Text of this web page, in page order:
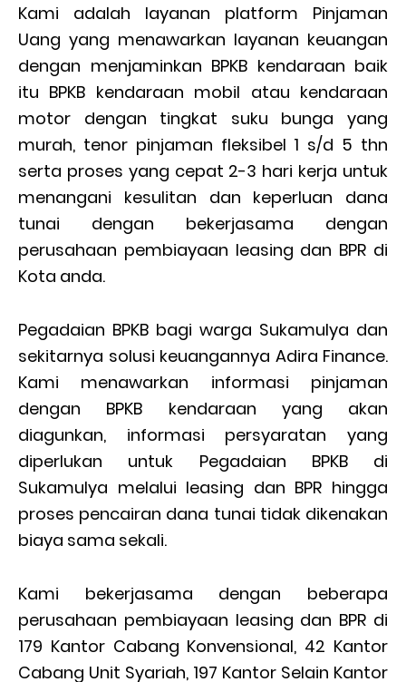
Kami adalah layanan platform Pinjaman
Uang yang menawarkan layanan keuangan
dengan menjaminkan BPKB kendaraan baik
itu BPKB kendaraan mobil atau kendaraan
motor dengan tingkat suku bunga yang
murah, tenor pinjaman fleksibel 1 s/d 5 thn
serta proses yang cepat 2-3 hari kerja untuk
menangani kesulitan dan keperluan dana
tunai dengan bekerjasama dengan
perusahaan pembiayaan leasing dan BPR di
Kota anda.
Pegadaian BPKB bagi warga Sukamulya dan
sekitarnya solusi keuangannya Adira Finance.
Kami menawarkan informasi pinjaman
dengan BPKB kendaraan yang akan
diagunkan, informasi persyaratan yang
diperlukan untuk Pegadaian BPKB di
Sukamulya melalui leasing dan BPR hingga
proses pencairan dana tunai tidak dikenakan
biaya sama sekali.
Kami bekerjasama dengan beberapa
perusahaan pembiayaan leasing dan BPR di
179 Kantor Cabang Konvensional, 42 Kantor
Cabang Unit Syariah, 197 Kantor Selain Kantor